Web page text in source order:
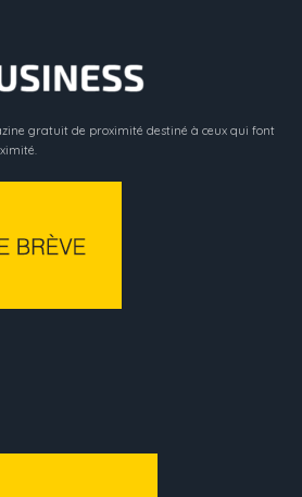
gratuit de proximité destiné à ceux qui font